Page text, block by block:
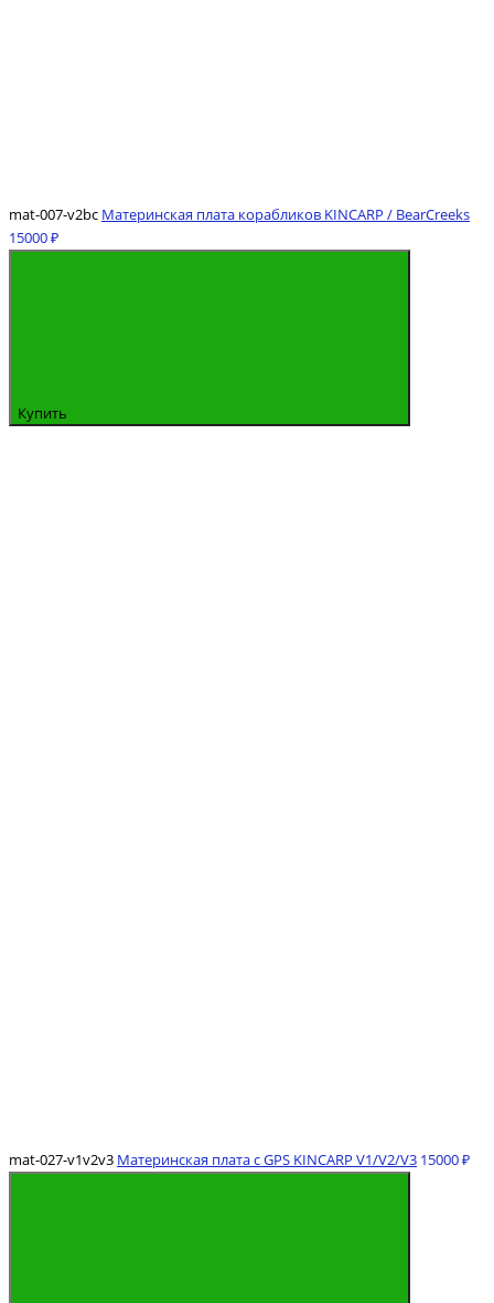
mat-007-v2bc Материнская плата корабликов KINCARP / BearCreeks
15000 ₽
Купить
mat-027-v1v2v3 Материнская плата с GPS KINCARP V1/V2/V3 15000 ₽